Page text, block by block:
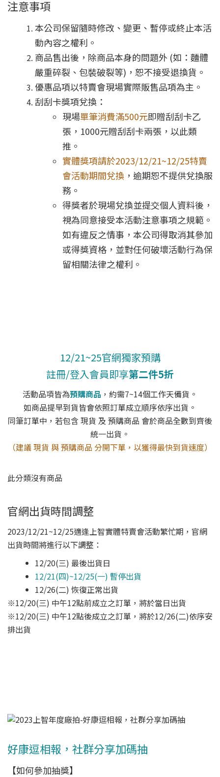
注意事項
本公司保留隨時修改、變更、暫停或終止本活
動內容之權利。
商品售出後，除商品本身的問題外 (如：麵體
嚴重碎裂、包裝破裂等)，恕不接受退換貨。
優惠品項以特賣會現場實際販售品項為主。
刮刮卡獎項兌換：
現場單筆消費滿500元即贈刮刮卡乙
張，1000元贈刮刮卡兩張，以此類
推。
實體獎項請於2023/12/21~12/25特賣
會活動期間兌換 ，逾期恕不提供兌換服
務。
得獎者於現場兌換並提交個人資料後，
視為同意接受本活動注意事項之規範。
如有違反之情事，本公司得取消其參加
或得獎資格，並對任何破壞活動行為保
留相關法律之權利。
12/21~25官網獨家預購
註冊/登入會員即享第二件5折
活動品項皆為預購商品 ，約需7~14個工作天備貨。
如商品提早到貨皆會依照訂單成立順序依序出貨。
同筆訂單中，若包含 現貨 及 預購商品 會於商品全數到齊後
統一出貨。
（建議 現貨 與 預購商品 分開下單，以獲得最快到貨速度）
此分類沒有商品
官網出貨時間調整
2023/12/21~12/25適逢上智實體特賣會活動繁忙期，官網
出貨時間將進行以下調整：
12/20(三) 最後出貨日
12/21(四)~12/25(一) 暫停出貨
12/26(二) 恢復正常出貨
※12/20(三) 中午12點前成立之訂單，將於當日出貨
※12/20(三) 中午12點後成立之訂單，將於12/26(二)依序安
排出貨
好康逗相報，社群分享加碼抽
【如何參加抽獎】